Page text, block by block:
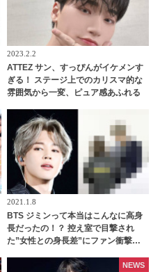
2023.2.2
ATTEZ サン、すっぴんがイケメンす
ぎる！ ステージ上でのカリスマ的な
雰囲気から一変、ピュア感あふれる
2021.1.8
BTS ジミンって本当はこんなに高身
長だったの！？ 控え室で目撃され
た”女性との身長差”にファン衝撃…
想像できないがっしりした体格＆背
NEWS